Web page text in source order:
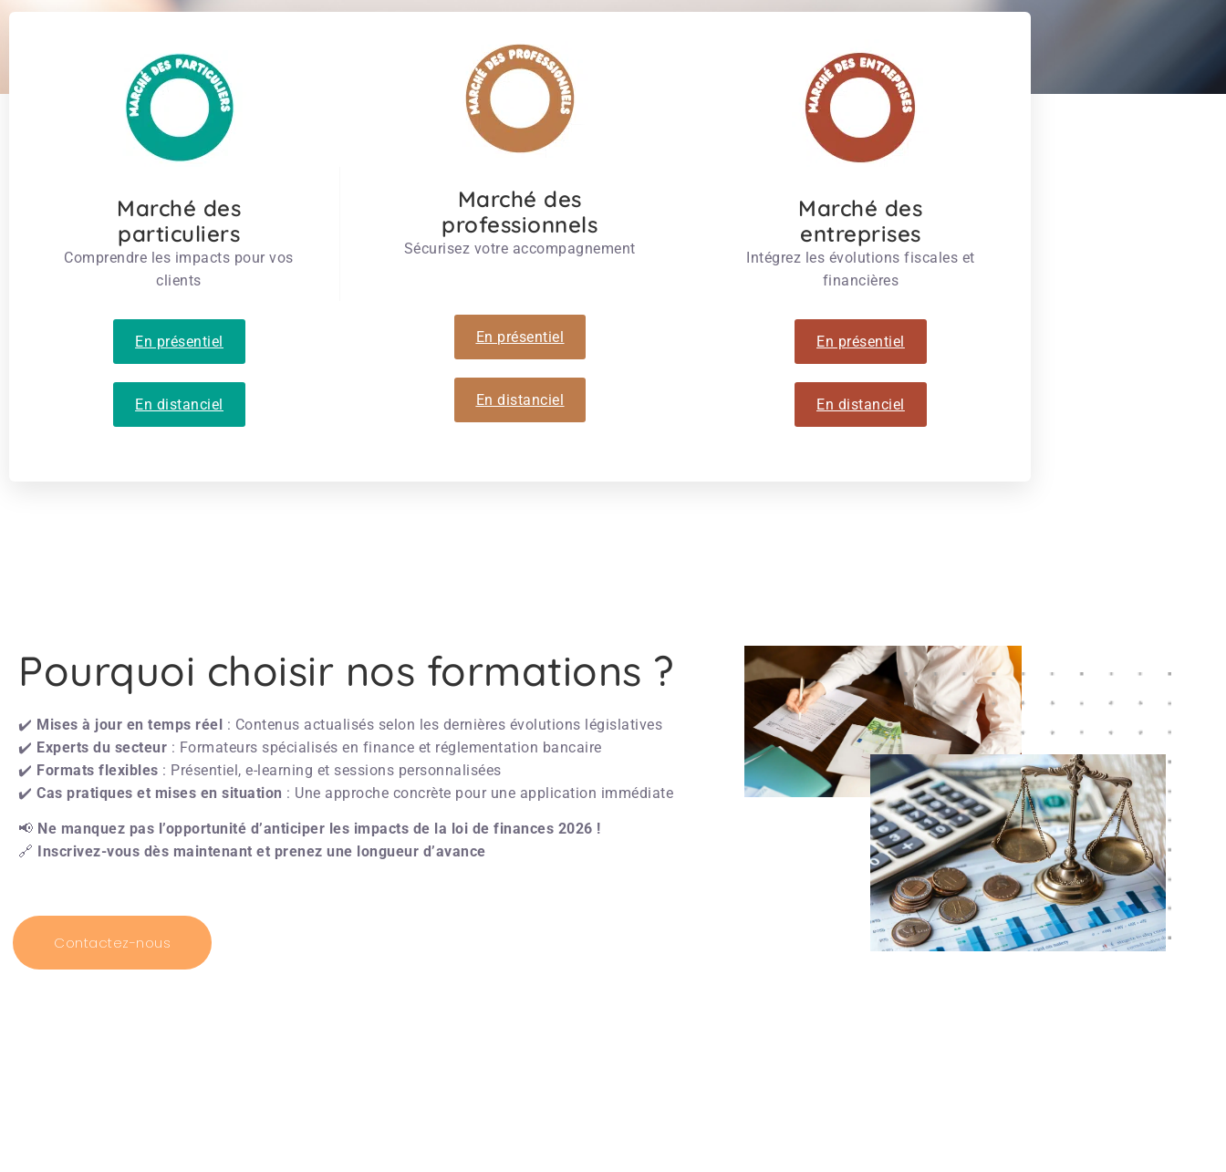
Marché des
particuliers
Comprendre les impacts pour vos
clients
En présentiel
En distanciel
Marché des
professionnels
Sécurisez votre accompagnement
En présentiel
En distanciel
Marché des
entreprises
Intégrez les évolutions fiscales et
financières
En présentiel
En distanciel
Pourquoi choisir nos formations ?
✔️ Mises à jour en temps réel : Contenus actualisés selon les dernières évolutions législatives
✔️ Experts du secteur : Formateurs spécialisés en finance et réglementation bancaire
✔️ Formats flexibles : Présentiel, e-learning et sessions personnalisées
✔️ Cas pratiques et mises en situation : Une approche concrète pour une application immédiate
📢 Ne manquez pas l’opportunité d’anticiper les impacts de la loi de finances 2026 !
🔗
Inscrivez-vous dès maintenant et prenez une longueur d’avance
Contactez-nous